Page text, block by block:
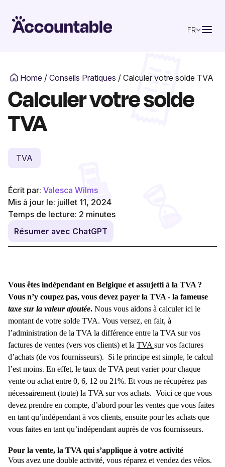
FR
Home / Conseils Pratiques / Calculer votre solde TVA
Calculer votre solde
TVA
TVA
Écrit par: Valesca Wilms
Mis à jour le: juillet 11, 2024
Temps de lecture: 2 minutes
Résumer avec ChatGPT
Vous êtes indépendant en Belgique et assujetti à la TVA ?
Vous n’y coupez pas, vous devez payer la TVA - la fameuse
taxe sur la valeur ajoutée. Nous vous aidons à calculer ici le
montant de votre solde TVA. Vous versez, en fait, à
l’administration de la TVA la différence entre la TVA sur vos
factures de ventes (vers vos clients) et la TVA sur vos factures
d’achats (de vos fournisseurs). Si le principe est simple, le calcul
l’est moins. En effet, le taux de TVA peut varier pour chaque
vente ou achat entre 0, 6, 12 ou 21%. Et vous ne récupérez pas
nécessairement (toute) la TVA sur vos achats. Voici ce que vous
devez prendre en compte, d’abord pour les ventes que vous faites
en tant qu’indépendant à vos clients, ensuite pour les achats que
vous faites en tant qu’indépendant auprès de vos fournisseurs.
Pour la vente, la TVA qui s’applique à votre activité
Vous avez une double activité, vous réparez et vendez des vélos.